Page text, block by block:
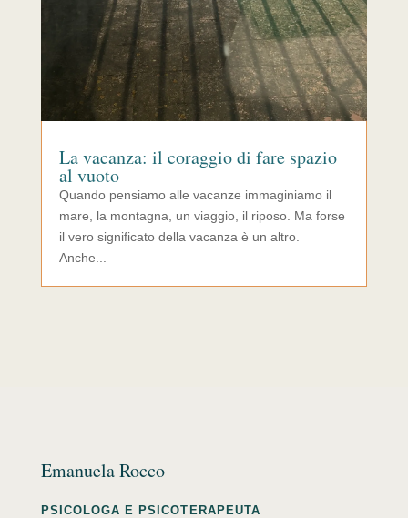
La vacanza: il coraggio di fare spazio
al vuoto
Quando pensiamo alle vacanze immaginiamo il
mare, la montagna, un viaggio, il riposo. Ma forse
il vero significato della vacanza è un altro.
Anche...
Emanuela Rocco
PSICOLOGA E PSICOTERAPEUTA